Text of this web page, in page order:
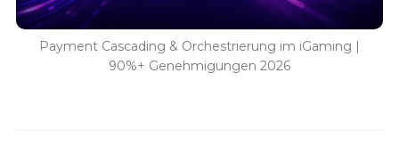
Payment Cascading & Orchestrierung im iGaming |
90%+ Genehmigungen 2026